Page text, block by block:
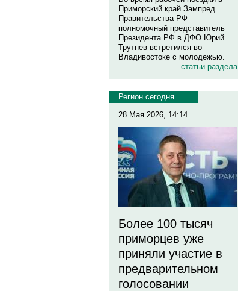
Приморский край Зампред
Правительства РФ –
полномочный представитель
Президента РФ в ДФО Юрий
Трутнев встретился во
Владивостоке с молодежью.
статьи раздела
Регион сегодня
28 Мая 2026, 14:14
Более 100 тысяч
приморцев уже
приняли участие в
предварительном
голосовании